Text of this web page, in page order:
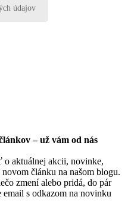
údajov
– už vám od nás
o aktuálnej akcii, novinke,
článku na našom blogu.
zmení alebo pridá, do pár
s odkazom na novinku